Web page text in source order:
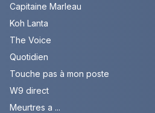
Capitaine Marleau
Koh Lanta
The Voice
Quotidien
Touche pas à mon poste
W9 direct
Meurtres a ...